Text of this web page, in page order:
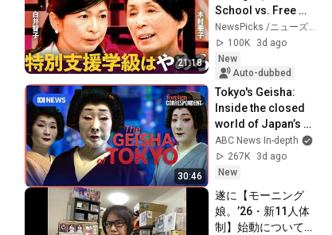
21:18
School vs. Free
School": Opposing
Reformers Clash /
Strategi...
NewsPicks /ニューズピックス
100K
3d ago
New
Auto-dubbed
30:46
Tokyo's Geisha:
Inside the closed
world of Japan’s
Enigmatic Icons |
Foreign
Correspondent
ABC News In-depth
267K
3d ago
New
遂に【モーニング
娘。’26・新11人体
制】始動について